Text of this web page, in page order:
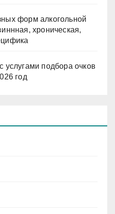
форм алкогольной
хроническая,
услугами подбора очков
год